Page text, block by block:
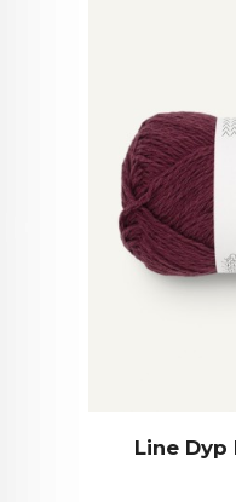
Line Dyp